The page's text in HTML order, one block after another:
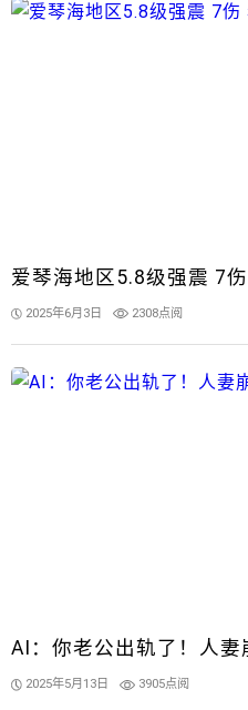
爱琴海地区5.8级强震 7
2025年6月3日 2308点阅
AI：你老公出轨了！人妻
2025年5月13日 3905点阅